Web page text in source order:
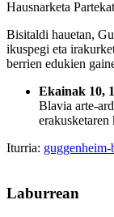
Hausnarketa
Bisitaldi hauetan,
ikuspegi eta
berrien edukien
Ekainak 10,
Blavia arte-
Iturria: guggenheim-
Laburrean